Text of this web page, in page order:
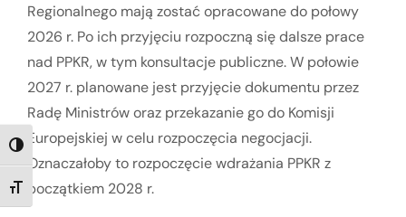
TOGGLE HIGH CONTRAST
TOGGLE FONT SIZE
Regionalnego mają zostać opracowane do połowy
2026 r. Po ich przyjęciu rozpoczną się dalsze prace
nad PPKR, w tym konsultacje publiczne. W połowie
2027 r. planowane jest przyjęcie dokumentu przez
Radę Ministrów oraz przekazanie go do Komisji
Europejskiej w celu rozpoczęcia negocjacji.
Oznaczałoby to rozpoczęcie wdrażania PPKR z
początkiem 2028 r.